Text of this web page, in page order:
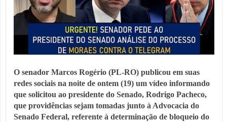
O senador Marcos Rogério (PL-RO) publicou em suas
redes sociais na noite de ontem (19) um vídeo informando
que solicitou ao presidente do Senado, Rodrigo Pacheco,
que providências sejam tomadas junto à Advocacia do
Senado Federal, referente à determinação de bloqueio do